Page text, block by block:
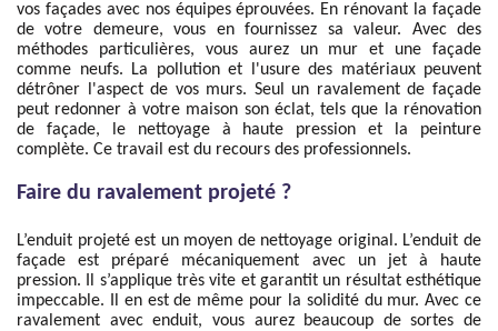
vos façades avec nos équipes éprouvées. En rénovant la façade
de votre demeure, vous en fournissez sa valeur. Avec des
méthodes particulières, vous aurez un mur et une façade
comme neufs. La pollution et l'usure des matériaux peuvent
détrôner l'aspect de vos murs. Seul un ravalement de façade
peut redonner à votre maison son éclat, tels que la rénovation
de façade, le nettoyage à haute pression et la peinture
complète. Ce travail est du recours des professionnels.
Faire du ravalement projeté ?
L’enduit projeté est un moyen de nettoyage original. L’enduit de
façade est préparé mécaniquement avec un jet à haute
pression. Il s’applique très vite et garantit un résultat esthétique
impeccable. Il en est de même pour la solidité du mur. Avec ce
ravalement avec enduit, vous aurez beaucoup de sortes de